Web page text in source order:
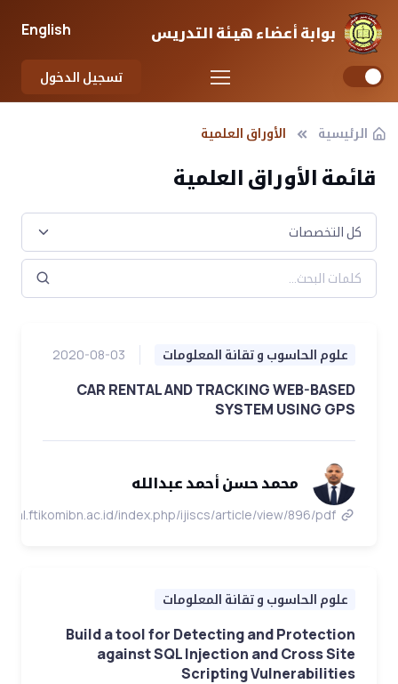
بوابة أعضاء هيئة التدريس English
تسجيل الدخول
الرئيسية الأوراق العلمية
قائمة الأوراق العلمية
علوم الحاسوب و تقانة المعلومات 2020-08-03
CAR RENTAL AND TRACKING WEB-BASED
SYSTEM USING GPS
محمد حسن أحمد عبدالله
index.php/ijiscs/article/view/896/pdf
علوم الحاسوب و تقانة المعلومات
Build a tool for Detecting and Protection
against SQL Injection and Cross Site
Scripting Vulnerabilities